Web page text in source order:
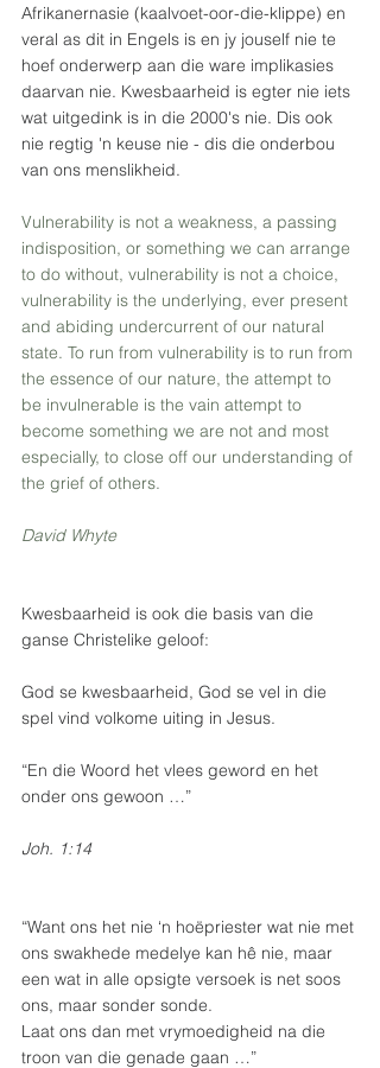
Afrikanernasie (kaalvoet-oor-die-klippe) en
veral as dit in Engels is en jy jouself nie te
hoef onderwerp aan die ware implikasies
daarvan nie. Kwesbaarheid is egter nie iets
wat uitgedink is in die 2000's nie. Dis ook
nie regtig 'n keuse nie - dis die onderbou
van ons menslikheid.
Vulnerability is not a weakness, a passing
indisposition, or something we can arrange
to do without, vulnerability is not a choice,
vulnerability is the underlying, ever present
and abiding undercurrent of our natural
state. To run from vulnerability is to run from
the essence of our nature, the attempt to
be invulnerable is the vain attempt to
become something we are not and most
especially, to close off our understanding of
the grief of others.
David Whyte
Kwesbaarheid is ook die basis van die
ganse Christelike geloof:
God se kwesbaarheid, God se vel in die
spel vind volkome uiting in Jesus.
“En die Woord het vlees geword en het
onder ons gewoon …”
Joh. 1:14
“Want ons het nie ‘n hoëpriester wat nie met
ons swakhede medelye kan hê nie, maar
een wat in alle opsigte versoek is net soos
ons, maar sonder sonde.
Laat ons dan met vrymoedigheid na die
troon van die genade gaan …”